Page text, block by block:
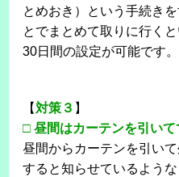
とめおき）という手続き
とでまとめて取りに行く
30日間の設定が可能です。
【対策３ 】
□昼間はカーテンを引い
昼間からカーテンを引い
すると知らせているよう